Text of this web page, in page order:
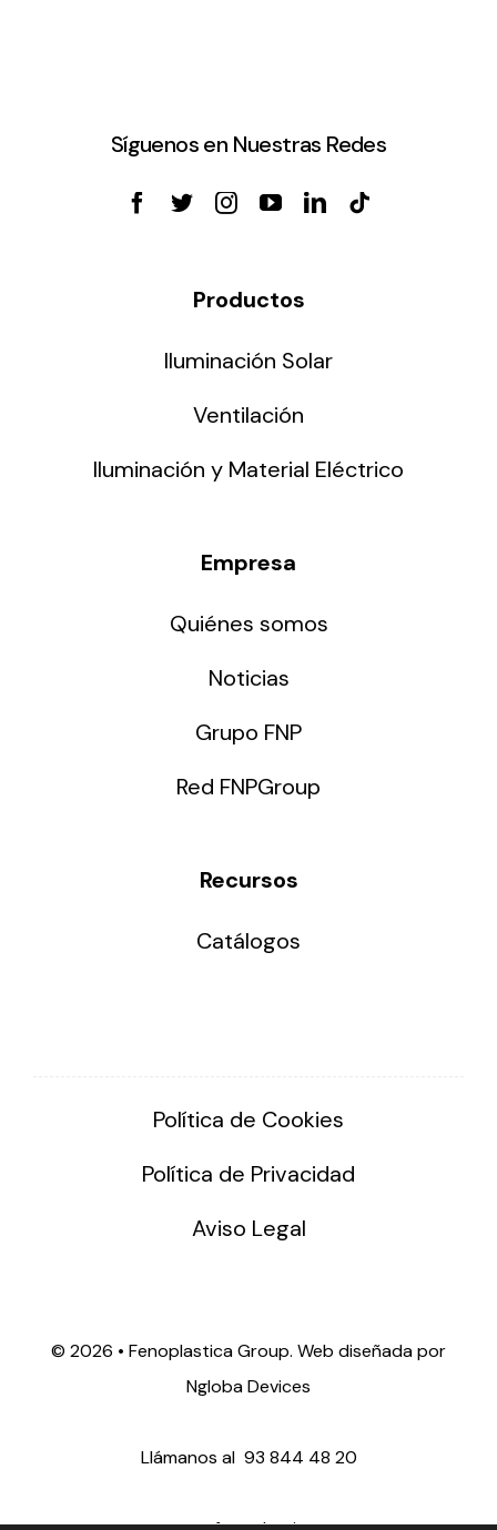
Síguenos en Nuestras Redes
Productos
Iluminación Solar
Ventilación
Iluminación y Material Eléctrico
Empresa
Quiénes somos
Noticias
Grupo FNP
Red FNPGroup
Recursos
Catálogos
Política de Cookies
Política de Privacidad
Aviso Legal
© 2026 • Fenoplastica Group. Web diseñada por
Ngloba Devices
Llámanos al 93 844 48 20